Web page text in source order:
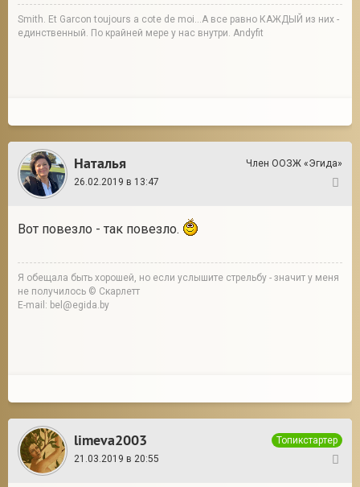
Smith. Et Garcon toujours a cote de moi...А все равно КАЖДЫЙ из них -
единственный. По крайней мере у нас внутри. Andyfit
Наталья
Член ООЗЖ «Эгида»
26.02.2019 в 13:47
Вот повезло - так повезло.
Я обещала быть хорошей, но если услышите стрельбу - значит у меня
не получилось © Скарлетт
E-mail: bel@egida.by
limeva2003
Топикстартер
21.03.2019 в 20:55